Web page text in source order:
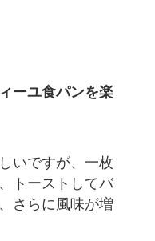
ーユ食パンを楽
いですが、一枚
トーストしてバ
さらに風味が増